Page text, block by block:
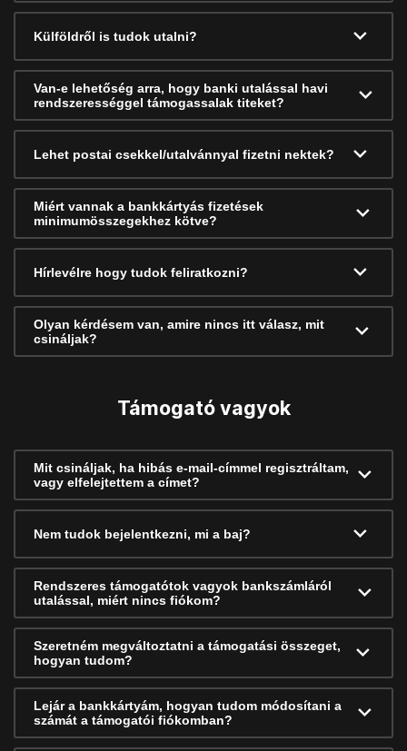
Külföldről is tudok utalni?
Van-e lehetőség arra, hogy banki utalással havi
rendszerességgel támogassalak titeket?
Lehet postai csekkel/utalvánnyal fizetni nektek?
Miért vannak a bankkártyás fizetések
minimumösszegekhez kötve?
Hírlevélre hogy tudok feliratkozni?
Olyan kérdésem van, amire nincs itt válasz, mit
csináljak?
Támogató vagyok
Mit csináljak, ha hibás e-mail-címmel regisztráltam,
vagy elfelejtettem a címet?
Nem tudok bejelentkezni, mi a baj?
Rendszeres támogatótok vagyok bankszámláról
utalással, miért nincs fiókom?
Szeretném megváltoztatni a támogatási összeget,
hogyan tudom?
Lejár a bankkártyám, hogyan tudom módosítani a
számát a támogatói fiókomban?